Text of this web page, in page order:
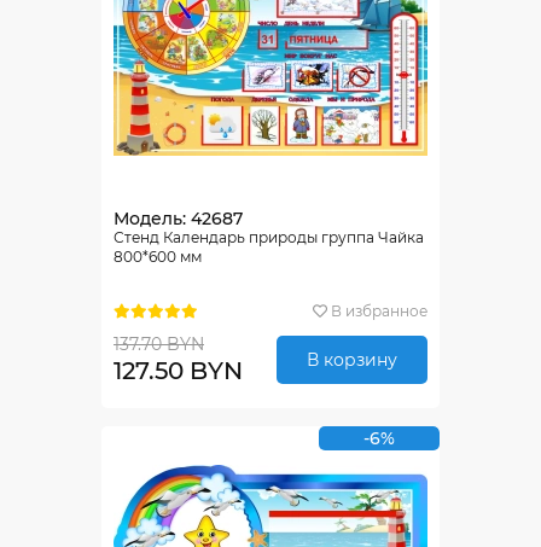
Модель: 42687
Стенд Календарь природы группа Чайка
800*600 мм
В избранное
137.70 BYN
127.50 BYN В корзину
-6%